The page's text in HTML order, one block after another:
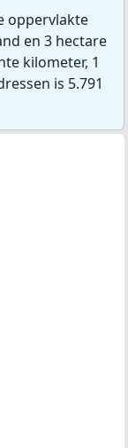
oppervlakte
en 3 hectare
kilometer, 1
is 5.791